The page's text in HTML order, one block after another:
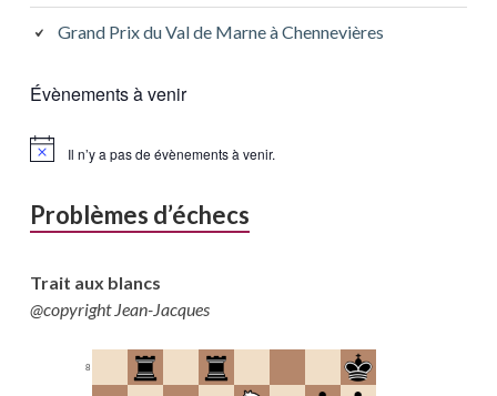
Grand Prix du Val de Marne à Chennevières
Évènements à venir
Il n’y a pas de évènements à venir.
Problèmes d’échecs
Trait aux blancs
@copyright Jean-Jacques
8